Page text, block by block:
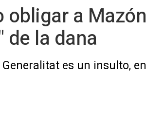
obligar a Mazón
de la dana
es un insulto, en